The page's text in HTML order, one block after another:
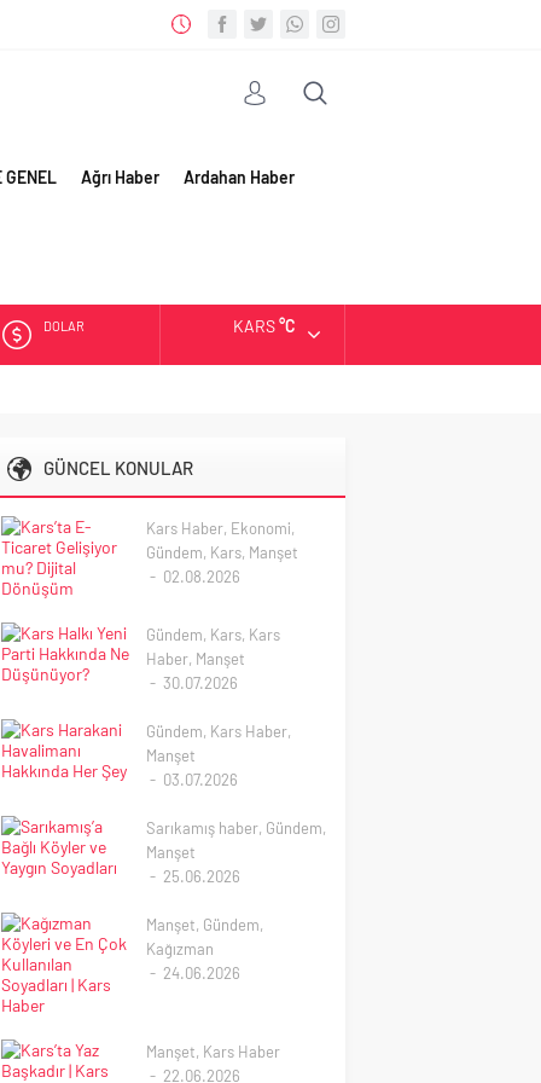
GENEL Ağrı Haber Ardahan Haber
DOLAR KARS°C
GÜNCEL KONULAR
Kars Haber, Ekonomi,
Gündem, Kars, Manşet
02.08.2026
Gelişiyor mu? Dijital
Dönüşüm
Kars’ta E-Ticaretin
Ticaret Potansiyeli Her
Geçen Gün Artıyor
Türkiye’de e-ticaret
büyük bir ivme
kazanırken, Anadolu
şehirlerinde de dijital
devam ediyor. Doğu
Anadolu’nun önemli...
Gündem, Kars, Kars
Haber, Manşet
30.07.2026
Hakkında Ne
Düşünüyor?
Kars’ta Gözler Yeni
Ekibine Vatandaşlardan
İlk Değerlendirmeler
KARS – Türkiye
en dikkat çeken
gelişmelerinden biri olan
Yeni Parti oluşumu,
Gündem, Kars Haber,
Manşet
03.07.2026
Havalimanı Hakkında Her
Şey
Kars Harakani
Harakani Havalimanı
Hakkında Bilmeniz
Gerekenler Doğu
merkezlerinden biri olan
Kars Harakani
Sarıkamış haber, Gündem,
Manşet
25.06.2026
ve Yaygın Soyadları
Sarıkamış’a Bağlı Köyler
ve Yaygın Soyadları
Sarıkamış, tarihi geçmişi,
doğal güzellikleri,
Manşet, Gündem,
Kağızman
24.06.2026
| Kars Haber
Kağızman’ın Köyleri ve
Manşet, Kars Haber
22.06.2026